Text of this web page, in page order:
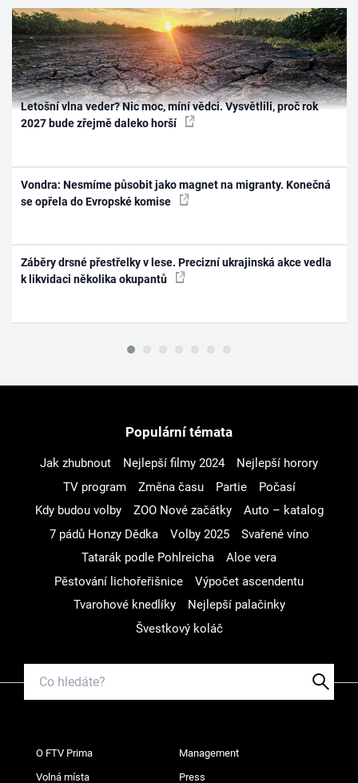
Letošní vlna veder? Nic moc, míní vědci. Vysvětlili, proč rok
2027 bude zřejmě daleko horší
Vondra: Nesmíme působit jako magnet na migranty. Konečná
se opřela do Evropské komise
Záběry drsné přestřelky v lese. Precizní ukrajinská akce vedla
k likvidaci několika okupantů
Populární témata
Jak zhubnout Nejlepší filmy 2024
Nejlepší horory
TV program
Změna času Partie
Počasí
Kdy budou volby
ZOO Nové začátky
Auto – katalog
7 pádů Honzy Dědka
Volby 2025
Svařené víno
Tatarák podle Pohlreicha
Aloe vera
Pěstování lichořeřišnice
Výpočet ascendentu
Tvarohové knedlíky
Nejlepší palačinky
Švestkový koláč
O FTV Prima Management
Volná místa Press